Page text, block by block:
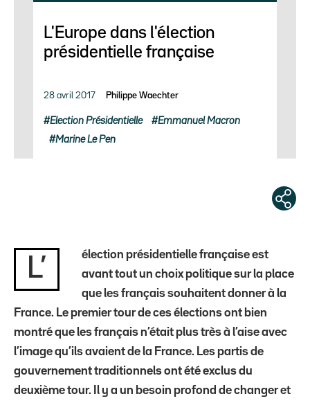
L'Europe dans l'élection
présidentielle française
28 avril 2017 Philippe Waechter
Election Présidentielle Emmanuel Macron
Marine Le Pen
L’
élection présidentielle française est
avant tout un choix politique sur la place
que les français souhaitent donner à la
France. Le premier tour de ces élections ont bien
montré que les français n’était plus très à l’aise avec
l’image qu’ils avaient de la France. Les partis de
gouvernement traditionnels ont été exclus du
deuxième tour. Il y a un besoin profond de changer et